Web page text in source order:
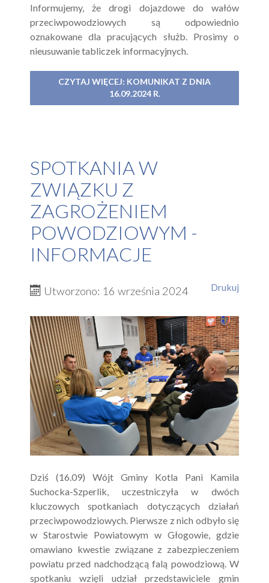
Informujemy, że drogi dojazdowe do wałów
przeciwpowodziowych są odpowiednio
oznakowane dla pracujących służb. Prosimy o
nieusuwanie tabliczek informacyjnych.
CZYTAJ WIĘCEJ: KOMUNIKAT Z DNIA
16.09.2024 R.
SPOTKANIA W
ZWIĄZKU Z
ZAGROŻENIEM
POWODZIOWYM -
INFORMACJE
Drukuj
Utworzono: 16 września 2024
Dziś (16.09) Wójt Gminy Kotla Pani Kamila
Suchocka-Szperlik, uczestniczyła w dwóch
kluczowych spotkaniach dotyczących działań
przeciwpowodziowych. Pierwsze z nich odbyło się
w Starostwie Powiatowym w Głogowie, gdzie
omawiano kwestie związane z zabezpieczeniem
powiatu przed nadchodzącą falą powodziową. W
spotkaniu wzięli udział przedstawiciele gmin